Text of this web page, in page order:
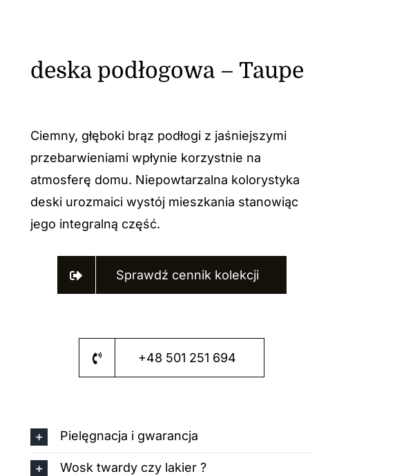
deska podłogowa – Taupe
Ciemny, głęboki brąz podłogi z jaśniejszymi
przebarwieniami wpłynie korzystnie na
atmosferę domu. Niepowtarzalna kolorystyka
deski urozmaici wystój mieszkania stanowiąc
jego integralną część.
Sprawdź cennik kolekcji
+48 501 251 694
Pielęgnacja i gwarancja
Wosk twardy czy lakier ?